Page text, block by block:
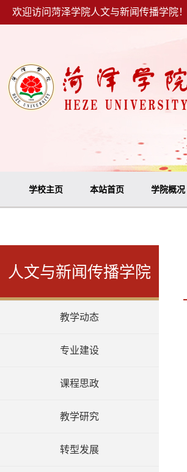
欢迎访问菏泽学院人文与新闻传播学院！
学校主页 本站首页 学院概况
人文与新闻传播学院
教学动态
专业建设
课程思政
教学研究
转型发展